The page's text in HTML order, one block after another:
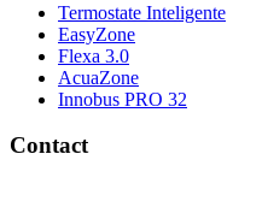
Termostate Inteligente
EasyZone
Flexa 3.0
AcuaZone
Innobus PRO 32
Contact